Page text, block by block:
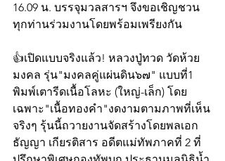
16.09 น. บรรจุมวลสารฯ จึงขอเชิญชวน
ทุกท่านร่วมงานโดยพร้อมเพรียงกัน
👍เปิดแบบจริงแล้ว! หลวงปู่ทวด วัดห้วย
มงคล รุ่น"มงคลคู่แผ่นดิน๖๗" แบบที่1
พิมพ์เตารีดเนื้อโลหะ (ใหญ่-เล็ก) โดย
เฉพาะ"เนื้อทองคำ"งดงามตามภาพที่เห็น
จริงๆ รุ้นนี้ถวายงานจัดสร้างโดยพลเอก
ธัญญา เกียรติสาร อดีตแม่ทัพภาคที่ 2 ที่